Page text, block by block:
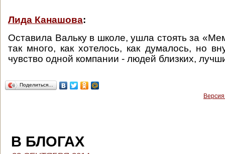
Лида Канашова:
Оставила Вальку в школе, ушла стоять за
так много, как хотелось, как думалось, но
чувство одной компании - людей близких,
Поделиться…
В БЛОГАХ